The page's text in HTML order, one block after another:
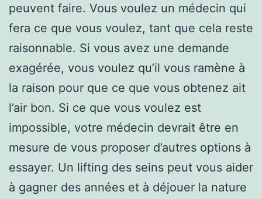
peuvent faire. Vous voulez un médecin qui
fera ce que vous voulez, tant que cela reste
raisonnable. Si vous avez une demande
exagérée, vous voulez qu’il vous ramène à
la raison pour que ce que vous obtenez ait
l’air bon. Si ce que vous voulez est
impossible, votre médecin devrait être en
mesure de vous proposer d’autres options à
essayer. Un lifting des seins peut vous aider
à gagner des années et à déjouer la nature